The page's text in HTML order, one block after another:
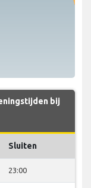
bij
Sluiten
23:00